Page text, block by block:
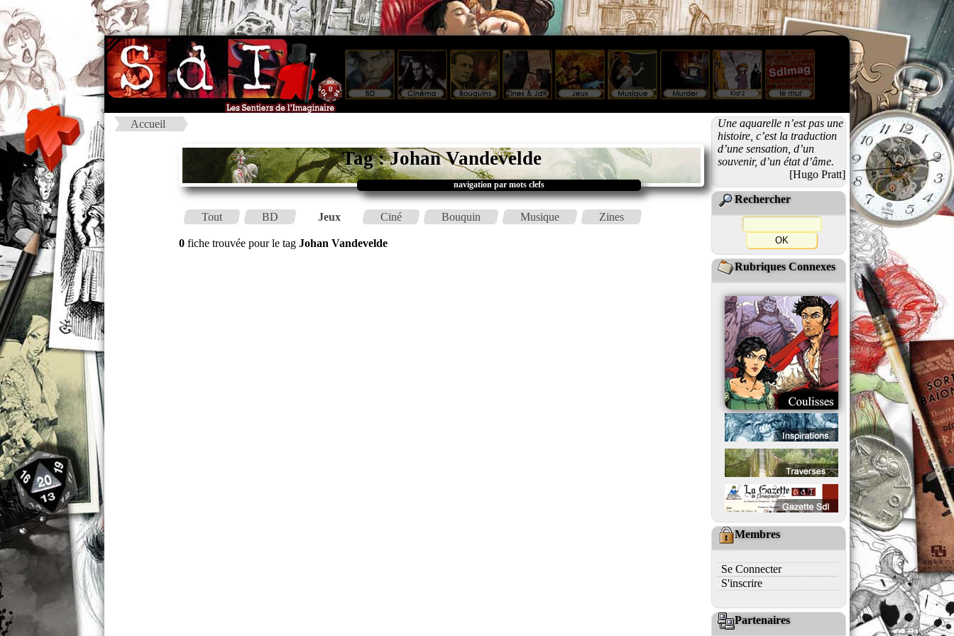
Accueil
Tag : Johan Vandevelde
navigation par mots clefs
Tout BD Jeux Ciné Bouquin Musique Zines
0 fiche trouvée pour le tag Johan Vandevelde
Une aquarelle n’est pas une
histoire, c’est la traduction
d’une sensation, d’un
souvenir, d’un état d’âme.
[Hugo Pratt]
Rechercher
Rubriques Connexes
Membres
Se Connecter
S'inscrire
Partenaires